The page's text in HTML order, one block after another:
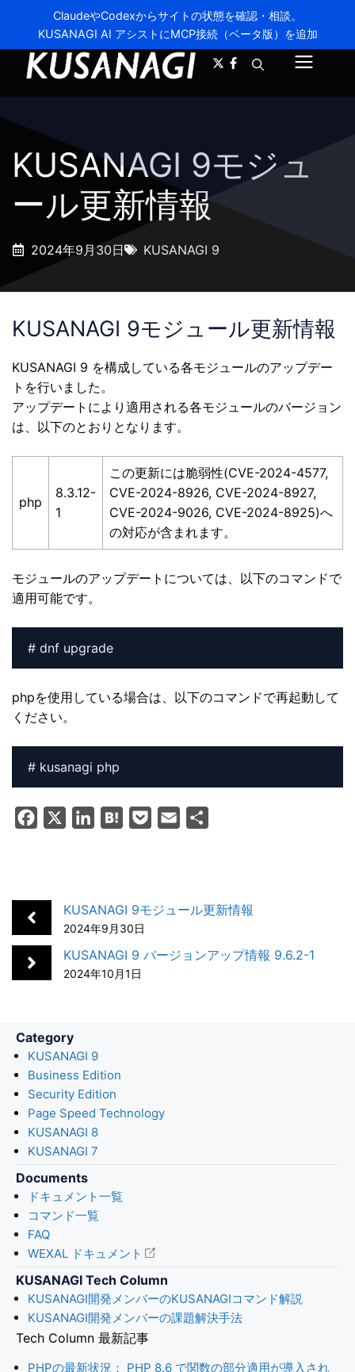
ClaudeやCodexからサイトの状態を確認・相談。
KUSANAGI AI アシストにMCP接続（ベータ版）を追加
ニ
KUSANAGI 9モジュ
ール更新情報
2024年9月30日 KUSANAGI 9
KUSANAGI 9モジュール更新情報
KUSANAGI 9 を構成している各モジュールのアップデー
トを行いました。
アップデートにより適用される各モジュールのバージョン
は、以下のとおりとなります。
php
8.3.12-
1
この更新には脆弱性(CVE-2024-4577,
CVE-2024-8926, CVE-2024-8927,
CVE-2024-9026, CVE-2024-8925)へ
の対応が含まれます。
モジュールのアップデートについては、以下のコマンドで
適用可能です。
# dnf upgrade
phpを使用している場合は、以下のコマンドで再起動して
ください。
# kusanagi php
o
e
d
I
n
n
a
e
l
KUSANAGI 9モジュール更新情報
2024年9月30日
KUSANAGI 9 バージョンアップ情報 9.6.2-1
2024年10月1日
Category
KUSANAGI 9
Business Edition
Security Edition
Page Speed Technology
KUSANAGI 8
KUSANAGI 7
Documents
ドキュメント一覧
コマンド一覧
FAQ
WEXAL ドキュメント
KUSANAGI Tech Column
KUSANAGI開発メンバーのKUSANAGIコマンド解説
KUSANAGI開発メンバーの課題解決手法
Tech Column 最新記事
PHPの最新状況： PHP 8.6 で関数の部分適用が導入され
A- A+